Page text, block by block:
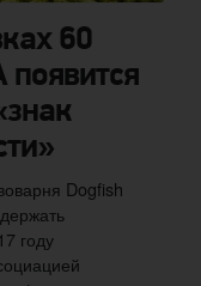
60
появится
Dogfish
году